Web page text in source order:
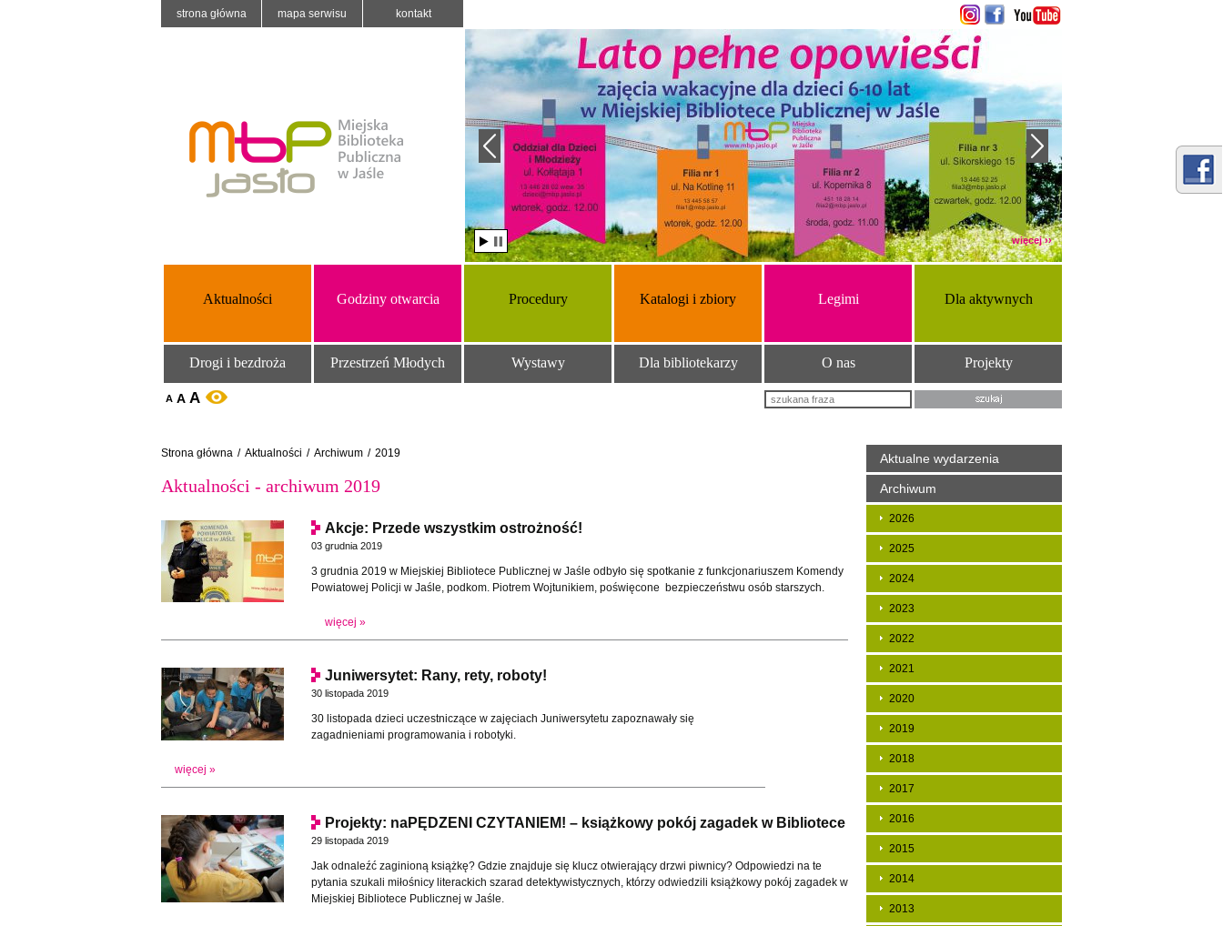
strona główna mapa serwisu kontakt
więcej ››
Aktualności Godziny otwarcia Procedury Katalogi i zbiory Legimi Dla aktywnych
Drogi i bezdroża Przestrzeń Młodych Wystawy Dla bibliotekarzy O nas Projekty
A A A WERSJA KONTRASTOWA
Strona główna / Aktualności / Archiwum / 2019
Aktualności - archiwum 2019
Akcje: Przede wszystkim ostrożność!
03 grudnia 2019
3 grudnia 2019 w Miejskiej Bibliotece Publicznej w Jaśle odbyło się spotkanie z funkcjonariuszem Komendy
Powiatowej Policji w Jaśle, podkom. Piotrem Wojtunikiem, poświęcone bezpieczeństwu osób starszych.
więcej »
Juniwersytet: Rany, rety, roboty!
30 listopada 2019
30 listopada dzieci uczestniczące w zajęciach Juniwersytetu zapoznawały się
zagadnieniami programowania i robotyki.
więcej »
Projekty: naPĘDZENI CZYTANIEM! – książkowy pokój zagadek w Bibliotece
29 listopada 2019
Jak odnaleźć zaginioną książkę? Gdzie znajduje się klucz otwierający drzwi piwnicy? Odpowiedzi na te
pytania szukali miłośnicy literackich szarad detektywistycznych, którzy odwiedzili książkowy pokój zagadek w
Miejskiej Bibliotece Publicznej w Jaśle.
Aktualne wydarzenia
Archiwum
2026
2025
2024
2023
2022
2021
2020
2019
2018
2017
2016
2015
2014
2013